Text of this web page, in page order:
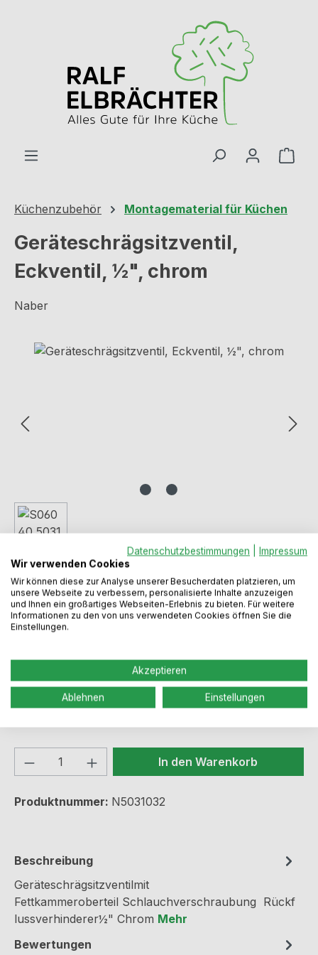
Küchenzubehör Montagematerial für Küchen
Geräteschrägsitzventil,
Eckventil, ½", chrom
Naber
Bildergalerie überspringen
Regulärer Preis:
40,99 €
Preise inkl. MwSt. zzgl. Versandkosten
Produkt Anzahl: Gib denIn den Warenkorb
Produktnummer: N5031032
Beschreibung
Geräteschrägsitzventilmit
Fettkammeroberteil Schlauchverschraubung Rückf
lussverhinderer½" Chrom Mehr
Bewertungen
Datenschutzbestimmungen
Impressum
Wir verwenden Cookies
Wir können diese zur Analyse unserer Besucherdaten platzieren, um
unsere Webseite zu verbessern, personalisierte Inhalte anzuzeigen
und Ihnen ein großartiges Webseiten-Erlebnis zu bieten. Für weitere
Informationen zu den von uns verwendeten Cookies öffnen Sie die
Einstellungen.
Akzeptieren
Ablehnen Einstellungen